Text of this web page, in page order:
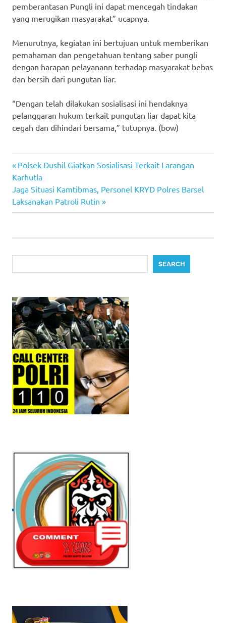
pemberantasan Pungli ini dapat mencegah tindakan
yang merugikan masyarakat” ucapnya.
Menurutnya, kegiatan ini bertujuan untuk memberikan
pemahaman dan pengetahuan tentang saber pungli
dengan harapan pelayanann terhadap masyarakat bebas
dan bersih dari pungutan liar.
“Dengan telah dilakukan sosialisasi ini hendaknya
pelanggaran hukum terkait pungutan liar dapat kita
cegah dan dihindari bersama,” tutupnya. (bow)
Post
navigation
Previous
Post:
Polsek Dushil Giatkan Sosialisasi Terkait Larangan
Karhutla
Next
Post:
Jaga Situasi Kamtibmas, Personel KRYD Polres Barsel
Laksanakan Patroli Rutin
SEARCH